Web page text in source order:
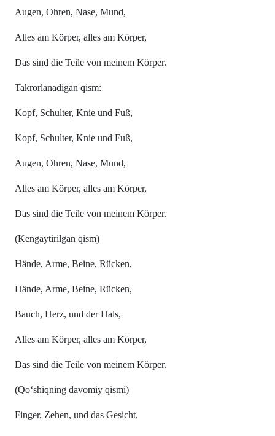
Augen, Ohren, Nase, Mund,
Alles am Körper, alles am Körper,
Das sind die Teile von meinem Körper.
Takrorlanadigan qism:
Kopf, Schulter, Knie und Fuß,
Kopf, Schulter, Knie und Fuß,
Augen, Ohren, Nase, Mund,
Alles am Körper, alles am Körper,
Das sind die Teile von meinem Körper.
(Kengaytirilgan qism)
Hände, Arme, Beine, Rücken,
Hände, Arme, Beine, Rücken,
Bauch, Herz, und der Hals,
Alles am Körper, alles am Körper,
Das sind die Teile von meinem Körper.
(Qo‘shiqning davomiy qismi)
Finger, Zehen, und das Gesicht,